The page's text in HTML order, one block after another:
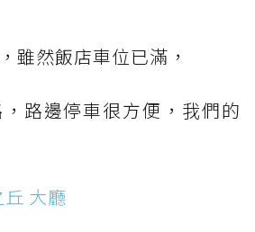
雖然飯店車位已滿，
路邊停車很方便，我們的
大廳